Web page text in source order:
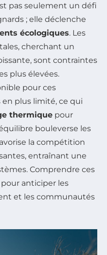
pas seulement un défi
; elle déclenche
écologiques. Les
cherchant un
sont contraintes
plus élevées.
pour ces
plus limité, ce qui
thermique pour
bouleverse les
la compétition
entraînant une
Comprendre ces
anticiper les
et les communautés